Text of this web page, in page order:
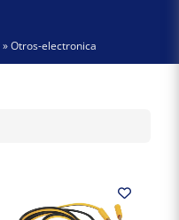
»Otros-electronica